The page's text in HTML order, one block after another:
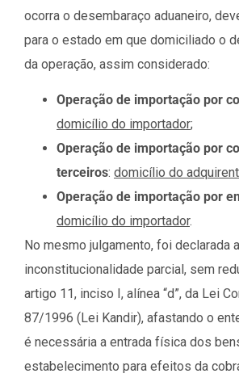
ocorra o desembaraço aduaneiro,
para o estado em que domiciliado o
da operação, assim considerado:
Operação de importação por
domicílio do importador;
Operação de importação por
terceiros: domicílio do
Operação de importação por
domicílio do importador.
No mesmo julgamento, foi declarada a
inconstitucionalidade parcial, sem
artigo 11, inciso I, alínea “d”, da Lei
87/1996 (Lei Kandir), afastando o
é necessária a entrada física dos
estabelecimento para efeitos da